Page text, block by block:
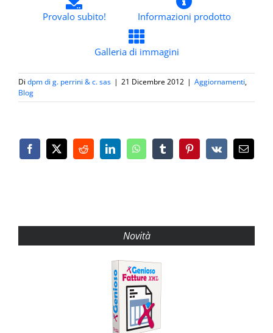
Provalo subito! Informazioni prodotto
Galleria di immagini
Di dpm di g. perrini & c. sas | 21 Dicembre 2012 | Aggiornamenti,
Blog
Facebook
X RedditLinkedInWhatsAppTumblrPinterest
Vk Email
Novità